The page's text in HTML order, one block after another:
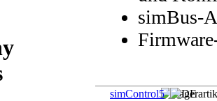
simBus-
simControl5